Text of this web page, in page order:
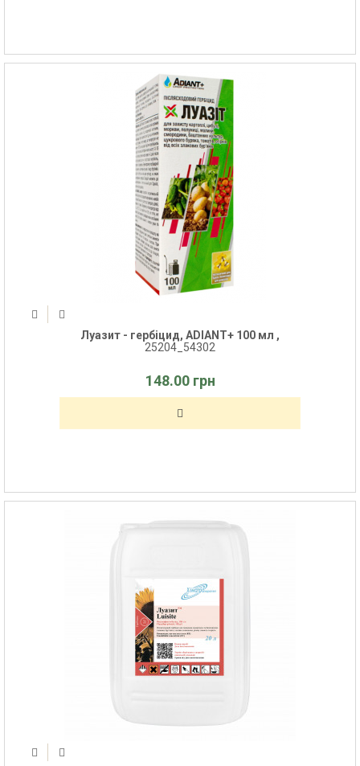
Луазит - гербіцид, ADIANT+ 100 мл ,
25204_54302
148.00 грн